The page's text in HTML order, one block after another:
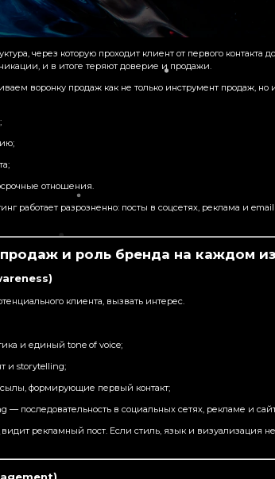
через которую проходит клиент от первого
и в итоге теряют доверие и продажи.
воронку продаж как не только инструмент продаж,
отношения.
работает разрозненно: посты в соцсетях, реклама и
и роль бренда на каждом
клиента, вызвать интерес.
и единый tone of voice;
и storytelling;
формирующие первый контакт;
— последовательность в социальных сетях, рекламе и
рекламный пост. Если стиль, язык и визуализация